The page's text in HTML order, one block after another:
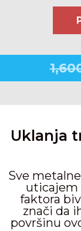
Uklanja
Sve
uticajem
faktora
znači da
površinu